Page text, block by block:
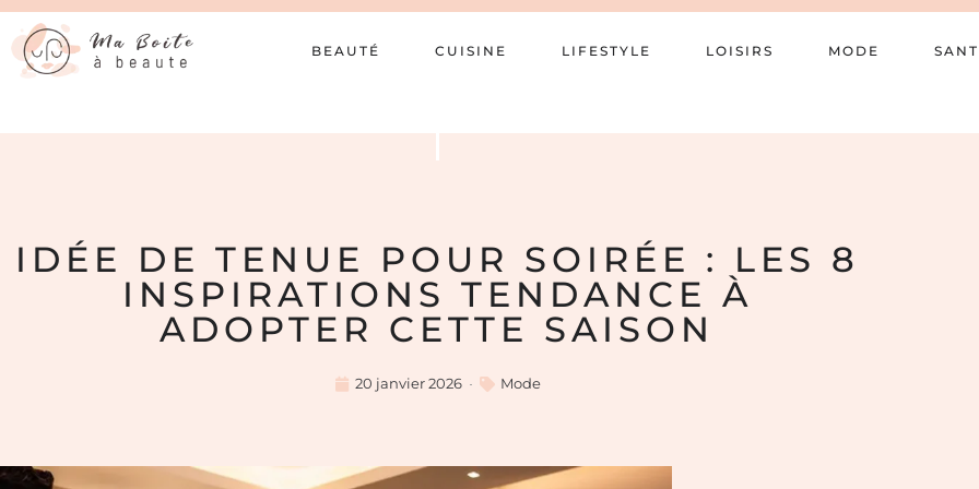
BEAUTÉ CUISINE LIFESTYLE LOISIRS MODE
IDÉE DE TENUE POUR SOIRÉE : LES 8
INSPIRATIONS TENDANCE À
ADOPTER CETTE SAISON
20 janvier 2026 Mode